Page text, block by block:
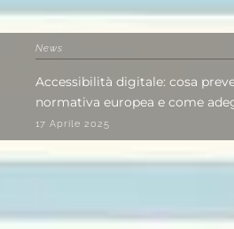
News
Accessibilità digitale: cosa
normativa europea e come
17 Aprile 2025